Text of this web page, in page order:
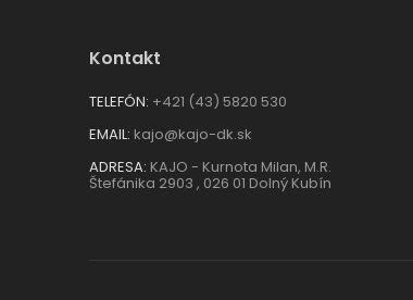
Kontakt
TELEFÓN: +421 (43) 5820 530
EMAIL: kajo@kajo-dk.sk
ADRESA: KAJO - Kurnota Milan, M.R.
Štefánika 2903 , 026 01 Dolný Kubín